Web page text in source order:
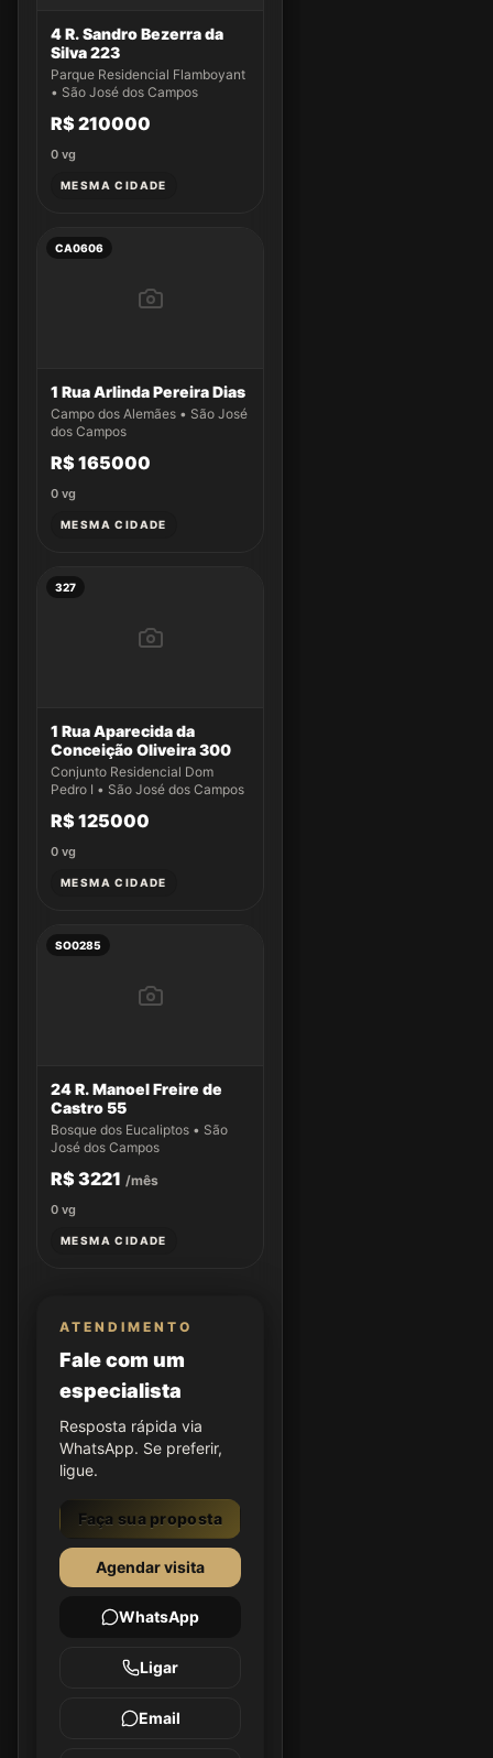
4 R. Sandro Bezerra da
Silva 223
Parque Residencial Flamboyant
• São José dos Campos
R$ 210000
0 vg
MESMA CIDADE
CA0606
1 Rua Arlinda Pereira Dias
Campo dos Alemães • São José
dos Campos
R$ 165000
0 vg
MESMA CIDADE
327
1 Rua Aparecida da
Conceição Oliveira 300
Conjunto Residencial Dom
Pedro I • São José dos Campos
R$ 125000
0 vg
MESMA CIDADE
SO0285
24 R. Manoel Freire de
Castro 55
Bosque dos Eucaliptos • São
José dos Campos
R$ 3221 /mês
0 vg
MESMA CIDADE
ATENDIMENTO
Fale com um
especialista
Resposta rápida via
WhatsApp. Se preferir,
ligue.
Faça sua proposta
Agendar visita
WhatsApp
Ligar
Email